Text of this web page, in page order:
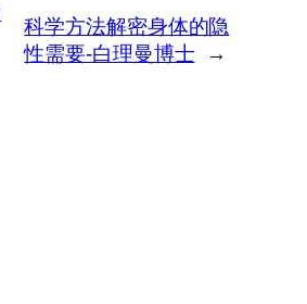
科学方法解密身体的隐
性需要-白理曼博士
→